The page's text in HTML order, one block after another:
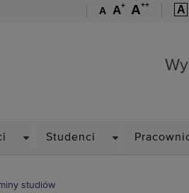
A A+ A++ A
Studenci
studiów